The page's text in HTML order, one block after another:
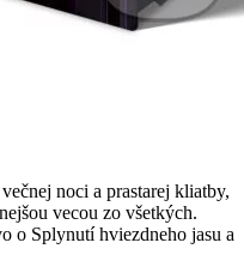
noci a prastarej kliatby,
vecou zo všetkých.
o Splynutí hviezdneho jasu a